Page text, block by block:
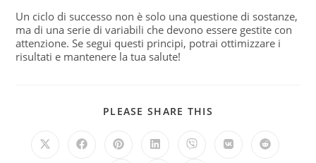
Un ciclo di successo non è solo una questione di sostanze,
ma di una serie di variabili che devono essere gestite con
attenzione. Se segui questi principi, potrai ottimizzare i
risultati e mantenere la tua salute!
PLEASE SHARE THIS